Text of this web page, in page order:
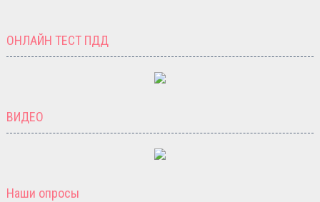
ОНЛАЙН ТЕСТ ПДД
ВИДЕО
Наши опросы